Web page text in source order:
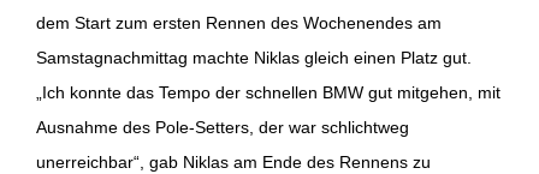
dem Start zum ersten Rennen des Wochenendes am
Samstagnachmittag machte Niklas gleich einen Platz gut.
„Ich konnte das Tempo der schnellen BMW gut mitgehen, mit
Ausnahme des Pole-Setters, der war schlichtweg
unerreichbar“, gab Niklas am Ende des Rennens zu